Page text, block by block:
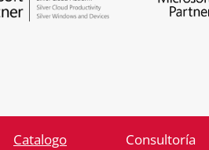
Catalogo Consultoría